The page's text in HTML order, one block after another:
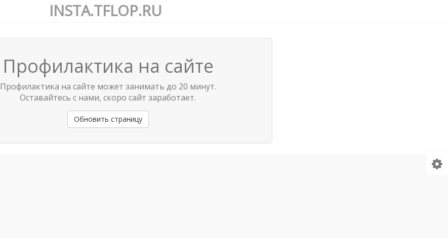
INSTA.TFLOP.RU
Профилактика на сайте
Профилактика на сайте может занимать до 20 минут.
Оставайтесь с нами, скоро сайт заработает.
Обновить страницу